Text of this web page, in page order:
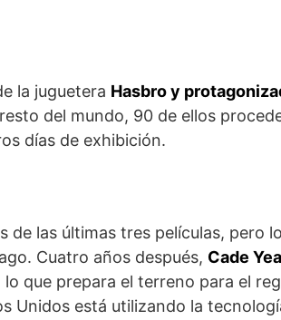
la juguetera Hasbro y
del mundo, 90 de ellos
días de exhibición.
las últimas tres películas, pero
Cuatro años después, Cade
que prepara el terreno para el
Unidos está utilizando la